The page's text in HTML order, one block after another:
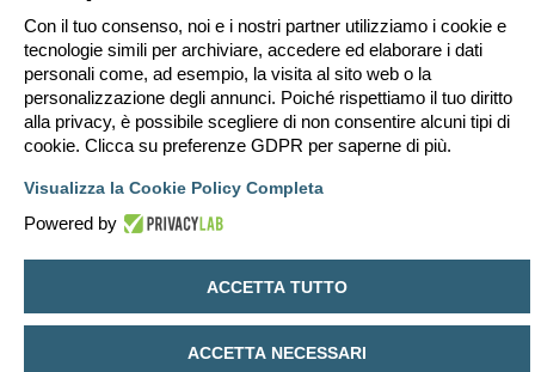
Con il tuo consenso, noi e i nostri partner utilizziamo i cookie e
tecnologie simili per archiviare, accedere ed elaborare i dati
personali come, ad esempio, la visita al sito web o la
personalizzazione degli annunci. Poiché rispettiamo il tuo diritto
alla privacy, è possibile scegliere di non consentire alcuni tipi di
cookie. Clicca su preferenze GDPR per saperne di più.
Visualizza la Cookie Policy Completa
Powered by
ACCETTA TUTTO
ACCETTA NECESSARI